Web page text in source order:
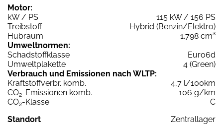
Motor:
kW / PS
115 kW / 156 PS
Treibstoff
Hybrid (Benzin/Elektro)
Hubraum
1.798 cm³
Umweltnormen:
Schadstoffklasse
Euro6d
Umweltplakette
4 (Green)
Verbrauch und Emissionen nach WLTP:
Kraftstoffverbr. komb.
4,7 l/100km
CO2-Emissionen komb.
106 g/km
CO2-Klasse
C
Standort
Zentrallager